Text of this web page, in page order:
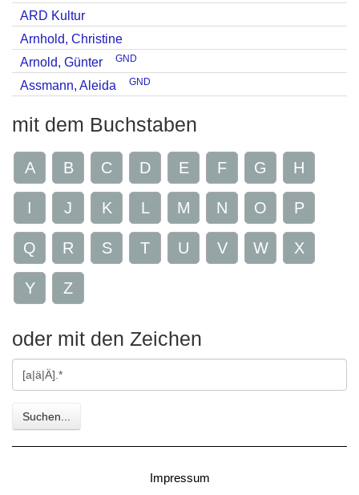
ARD Kultur
Arnhold, Christine
Arnold, Günter
GND
Assmann, Aleida GND
mit dem Buchstaben
A B C D E F G H
I J K L M N O P
Q R S T U V W X
Y Z
oder mit den Zeichen
Gesuchte
Zeichen
Suchen...
Impressum